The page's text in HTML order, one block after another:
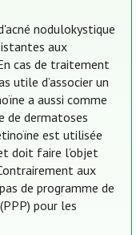
nodulokystique
aux
cas de traitement
utile d’associer un
a aussi comme
de dermatoses
est utilisée
doit faire l’objet
aux
de programme de
pour les